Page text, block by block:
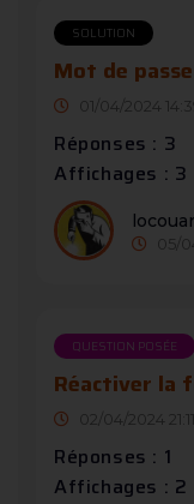
SOLUTION
Mot de passe
01/04/2024
Réponses : 3
Affichages : 3
05/
QUESTION POSÉE
Réactiver la
02/04/2024
Réponses : 1
Affichages : 2